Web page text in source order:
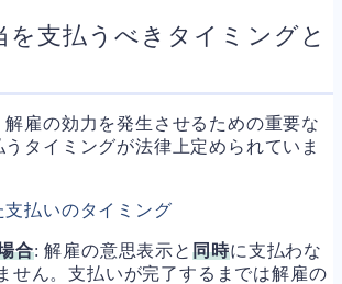
を支払うべきタイミングと
雇の効力を発生させるための重要な
タイミングが法律上定められていま
払いのタイミング
合: 解雇の意思表示と 同時に支払わな
せん。支払いが完了するまでは解雇の